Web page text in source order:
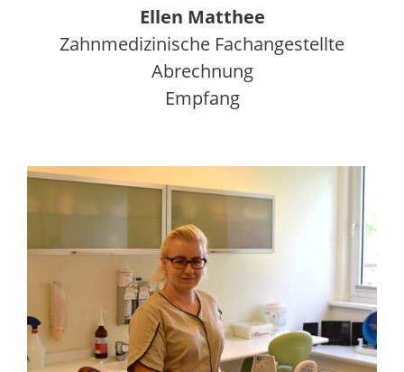
Ellen Matthee
Zahnmedizinische Fachangestellte
Abrechnung
Empfang